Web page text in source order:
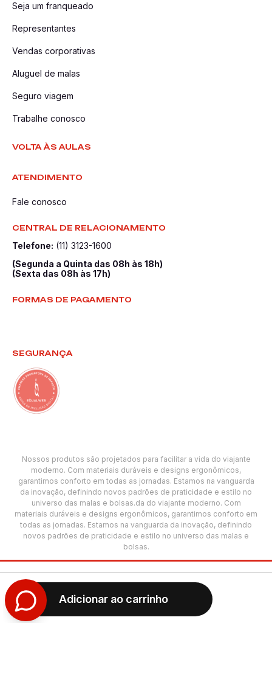
Adicionar ao carrinho
Seja um franqueado
Representantes
Vendas corporativas
Aluguel de malas
Seguro viagem
Trabalhe conosco
VOLTA ÀS AULAS
ATENDIMENTO
Fale conosco
CENTRAL DE RELACIONAMENTO
Telefone: (11) 3123-1600
(Segunda a Quinta das 08h às 18h)
(Sexta das 08h às 17h)
FORMAS DE PAGAMENTO
SEGURANÇA
Nossos produtos são projetados para facilitar a vida do viajante
moderno. Com materiais duráveis e designs ergonômicos,
garantimos conforto em todas as jornadas. Estamos na vanguarda
da inovação, definindo novos padrões de praticidade e estilo no
universo das malas e bolsas.da do viajante moderno. Com
materiais duráveis e designs ergonômicos, garantimos conforto em
todas as jornadas. Estamos na vanguarda da inovação, definindo
novos padrões de praticidade e estilo no universo das malas e
bolsas.
©2025 Sestini. Todos os direitos reservados.
CNPJ: 00.501.618/0005-69
Termos de Uso